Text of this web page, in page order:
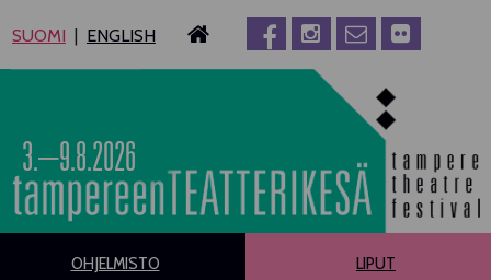
sisältöön
SUOMI ENGLISH
3.–9.8.2026
OHJELMISTO LIPUT